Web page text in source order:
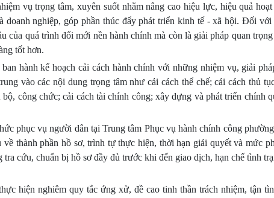
vụ trọng tâm, xuyên suốt nhằm nâng cao hiệu lực, hiệu quả
nghiệp, góp phần thúc đẩy phát triển kinh tế - xã hội. Đối
của quá trình đổi mới nền hành chính mà còn là giải pháp quan
tốt hơn.
hành kế hoạch cải cách hành chính với những nhiệm vụ, giải
vào các nội dung trọng tâm như cải cách thể chế; cải cách thủ
công chức; cải cách tài chính công; xây dựng và phát triển chính
phục vụ người dân tại Trung tâm Phục vụ hành chính công
thành phần hồ sơ, trình tự thực hiện, thời hạn giải quyết và mức
cứu, chuẩn bị hồ sơ đầy đủ trước khi đến giao dịch, hạn chế tình
hiện nghiêm quy tắc ứng xử, đề cao tinh thần trách nhiệm, tận